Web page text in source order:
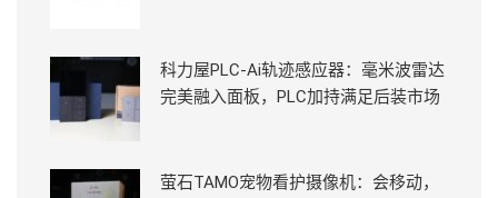
科力屋PLC-Ai轨迹感应器：毫米波雷达
完美融入面板，PLC加持满足后装市场
萤石TAMO宠物看护摄像机：会移动，